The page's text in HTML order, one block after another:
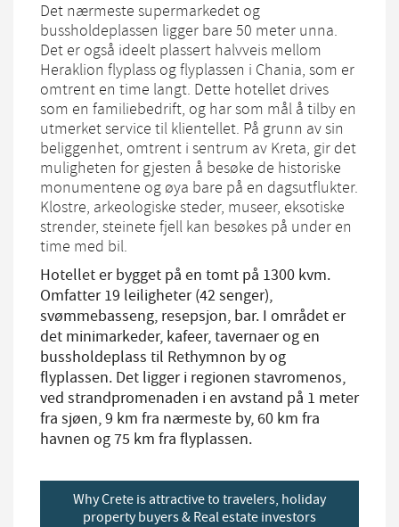
Det nærmeste supermarkedet og
bussholdeplassen ligger bare 50 meter unna.
Det er også ideelt plassert halvveis mellom
Heraklion flyplass og flyplassen i Chania, som er
omtrent en time langt. Dette hotellet drives
som en familiebedrift, og har som mål å tilby en
utmerket service til klientellet. På grunn av sin
beliggenhet, omtrent i sentrum av Kreta, gir det
muligheten for gjesten å besøke de historiske
monumentene og øya bare på en dagsutflukter.
Klostre, arkeologiske steder, museer, eksotiske
strender, steinete fjell kan besøkes på under en
time med bil.
Hotellet er bygget på en tomt på 1300 kvm.
Omfatter 19 leiligheter (42 senger),
svømmebasseng, resepsjon, bar. I området er
det minimarkeder, kafeer, tavernaer og en
bussholdeplass til Rethymnon by og
flyplassen. Det ligger i regionen stavromenos,
ved strandpromenaden i en avstand på 1 meter
fra sjøen, 9 km fra nærmeste by, 60 km fra
havnen og 75 km fra flyplassen.
Why Crete is attractive to travelers, holiday
property buyers & Real estate investors